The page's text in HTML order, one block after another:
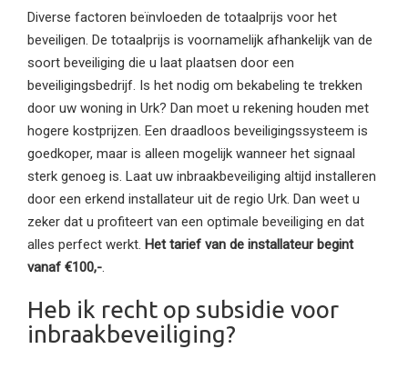
Diverse factoren beïnvloeden de totaalprijs voor het
beveiligen. De totaalprijs is voornamelijk afhankelijk van de
soort beveiliging die u laat plaatsen door een
beveiligingsbedrijf. Is het nodig om bekabeling te trekken
door uw woning in Urk? Dan moet u rekening houden met
hogere kostprijzen. Een draadloos beveiligingssysteem is
goedkoper, maar is alleen mogelijk wanneer het signaal
sterk genoeg is. Laat uw inbraakbeveiliging altijd installeren
door een erkend installateur uit de regio Urk. Dan weet u
zeker dat u profiteert van een optimale beveiliging en dat
alles perfect werkt. Het tarief van de installateur begint
vanaf €100,-.
Heb ik recht op subsidie voor
inbraakbeveiliging?